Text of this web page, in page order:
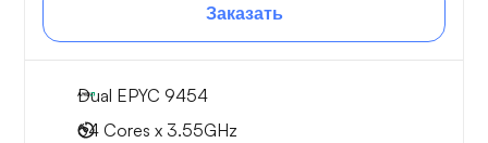
Заказать
Dual EPYC 9454
64 Cores x 3.55GHz